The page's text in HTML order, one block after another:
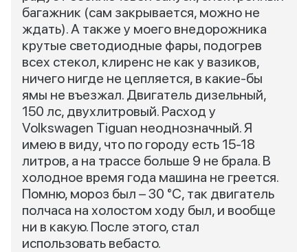
багажник (сам закрывается, можно не
ждать). А также у моего внедорожника
крутые светодиодные фары, подогрев
всех стекол, клиренс не как у вазиков,
ничего нигде не цепляется, в какие-бы
ямы не въезжал. Двигатель дизельный,
150 лс, двухлитровый. Расход у
Volkswagen Tiguan неоднозначный. Я
имею в виду, что по городу есть 15-18
литров, а на трассе больше 9 не брала. В
холодное время года машина не греется.
Помню, мороз был – 30 °С, так двигатель
полчаса на холостом ходу был, и вообще
ни в какую. После этого, стал
использовать вебасто.